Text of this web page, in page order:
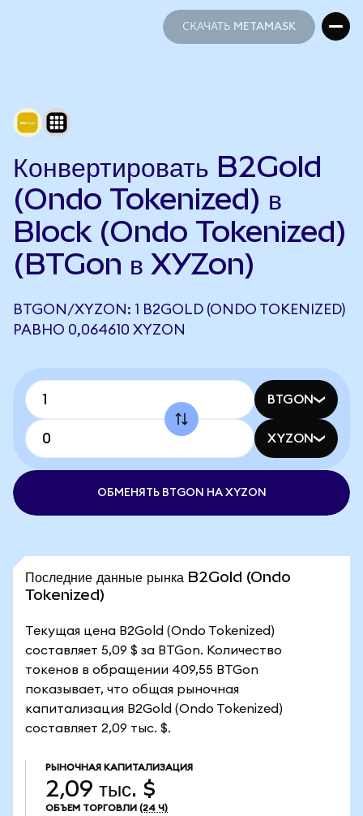
СКАЧАТЬ METAMASK
Конвертировать B2Gold
(Ondo Tokenized) в
Block (Ondo Tokenized)
(BTGon в XYZon)
BTGON/XYZON: 1 B2GOLD (ONDO TOKENIZED)
РАВНО 0,064610 XYZON
BTGON
XYZON
ОБМЕНЯТЬ BTGON НА XYZON
Последние данные рынка B2Gold (Ondo
Tokenized)
Текущая цена B2Gold (Ondo Tokenized)
составляет 5,09 $ за BTGon. Количество
токенов в обращении 409,55 BTGon
показывает, что общая рыночная
капитализация B2Gold (Ondo Tokenized)
составляет 2,09 тыс. $.
РЫНОЧНАЯ КАПИТАЛИЗАЦИЯ
2,09 тыс. $
ОБЪЕМ ТОРГОВЛИ (24 Ч)